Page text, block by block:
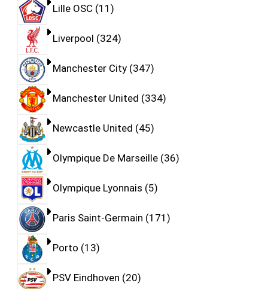
Lille OSC 11
Liverpool 324
Manchester City 347
Manchester United 334
Newcastle United 45
Olympique De Marseille 36
Olympique Lyonnais 5
Paris Saint-Germain 171
Porto 13
PSV Eindhoven 20